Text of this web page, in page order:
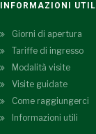
INFORMAZIONI UTILI
Giorni di apertura
Tariffe di ingresso
Modalità visite
Visite guidate
Come raggiungerci
Informazioni utili